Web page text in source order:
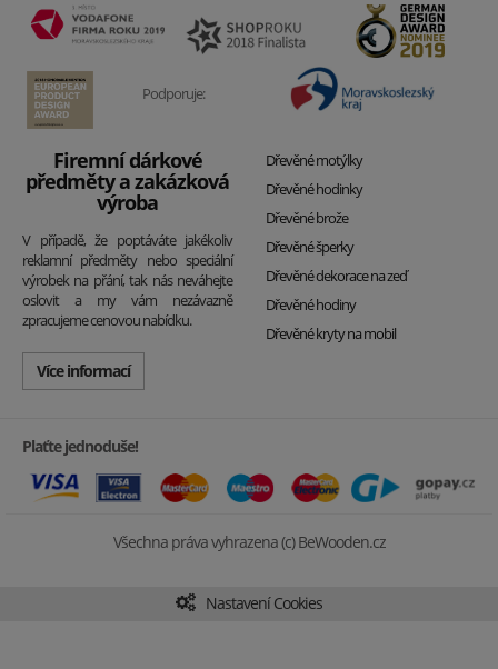
Podporuje:
Firemní dárkové
předměty a zakázková
výroba
V případě, že poptáváte jakékoliv
reklamní předměty nebo speciální
výrobek na přání, tak nás neváhejte
oslovit a my vám nezávazně
zpracujeme cenovou nabídku.
Více informací
Dřevěné motýlky
Dřevěné hodinky
Dřevěné brože
Dřevěné šperky
Dřevěné dekorace na zeď
Dřevěné hodiny
Dřevěné kryty na mobil
Plaťte jednoduše!
Všechna práva vyhrazena (c) BeWooden.cz
Nastavení Cookies